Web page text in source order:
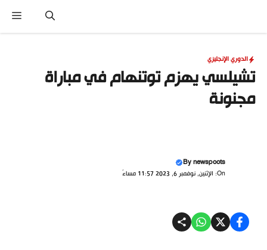
المحتوى
الدوري الإنجليزي
تشيلسي يهزم توتنهام في مباراة
مجنونة
Bynewspoots
On: الإثنين, نوفمبر 6, 2023 11:57 مساءً